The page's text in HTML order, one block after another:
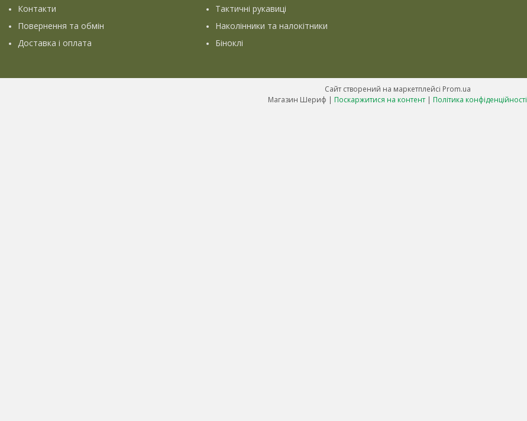
Контакти
Повернення та обмін
Доставка і оплата
Тактичні рукавиці
Наколінники та налокітники
Біноклі
Сайт створений на маркетплейсі Prom.ua
Магазин Шериф | Поскаржитися на контент | Політика конфіденційності